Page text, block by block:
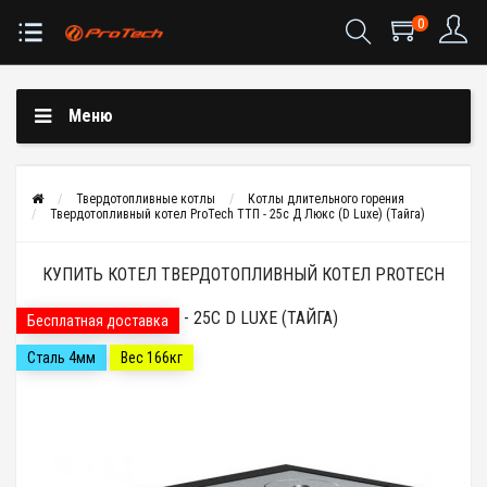
0
Меню
Твердотопливные котлы
Котлы длительного горения
Твердотопливный котел ProTech ТТП - 25с Д Люкс (D Luxe) (Тайга)
КУПИТЬ КОТЕЛ ТВЕРДОТОПЛИВНЫЙ КОТЕЛ PROTECH
ТТП - 25С D LUXE (ТАЙГА)
Бесплатная доставка
Сталь 4мм Вес 166кг